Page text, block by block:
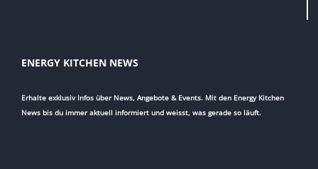
ENERGY KITCHEN NEWS
Erhalte exklusiv Infos über News, Angebote & Events. Mit den Energy Kitchen
News bis du immer aktuell informiert und weisst, was gerade so läuft.